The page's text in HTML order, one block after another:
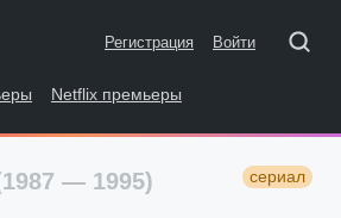
Регистрация Войти
Netflix премьеры
— 1995) сериал